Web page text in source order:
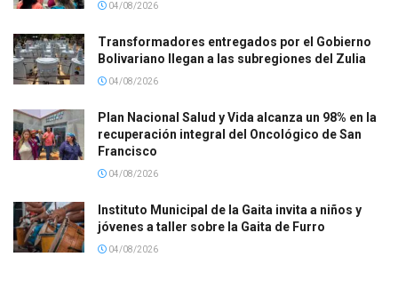
04/08/2026
Transformadores entregados por el Gobierno
Bolivariano llegan a las subregiones del Zulia
04/08/2026
Plan Nacional Salud y Vida alcanza un 98% en la
recuperación integral del Oncológico de San
Francisco
04/08/2026
Instituto Municipal de la Gaita invita a niños y
jóvenes a taller sobre la Gaita de Furro
04/08/2026